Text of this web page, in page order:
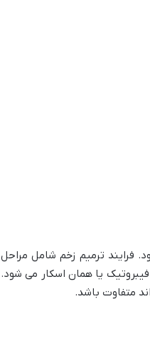
ترمیم زخم شامل مراحل
یا همان اسکار می شود.
متفاوت باشد.